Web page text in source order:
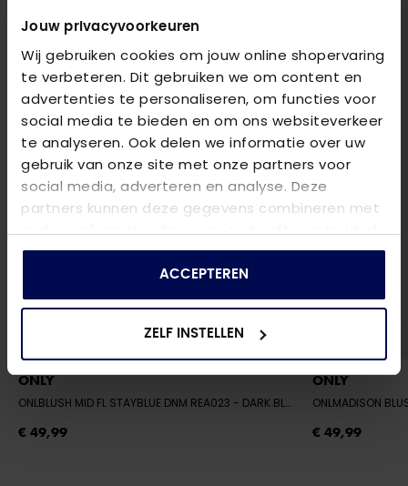
Jouw privacyvoorkeuren
Wij gebruiken cookies om jouw online shopervaring
te verbeteren. Dit gebruiken we om content en
advertenties te personaliseren, om functies voor
social media te bieden en om ons websiteverkeer
te analyseren. Ook delen we informatie over uw
gebruik van onze site met onze partners voor
social media, adverteren en analyse. Deze
partners kunnen deze gegevens combineren met
andere informatie die u aan ze heeft verstrekt of
die ze hebben verzameld op basis van uw gebruik
ACCEPTEREN
ZELF INSTELLEN
ONLY
ONLBLUSH MID FL STAYBLUE DNM REA023 - DARK BLUE DENIM
€ 49,99
ONLY
ONLMADISON
€ 49,99